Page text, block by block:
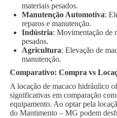
materiais pesados.
Manutenção Automotiva:
reparos e manutenção.
Indústria: Movimentação de
pesados.
Agricultura: Elevação de
manutenção.
Comparativo: Compra vs
A locação de macaco hidráulico
significativas em comparação
equipamento. Ao optar pela
do Mantimento – MG podem